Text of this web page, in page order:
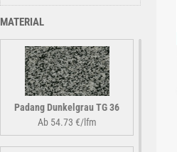
MATERIAL
Padang Dunkelgrau TG 36
Ab 54.73 €/lfm